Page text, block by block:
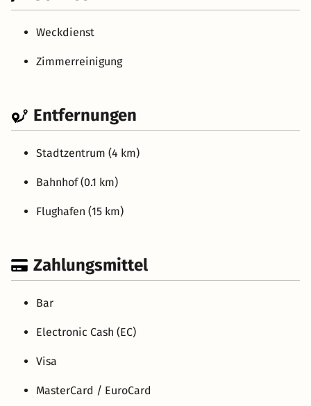
Weckdienst
Zimmerreinigung
Entfernungen
Stadtzentrum (4 km)
Bahnhof (0.1 km)
Flughafen (15 km)
Zahlungsmittel
Bar
Electronic Cash (EC)
Visa
MasterCard / EuroCard